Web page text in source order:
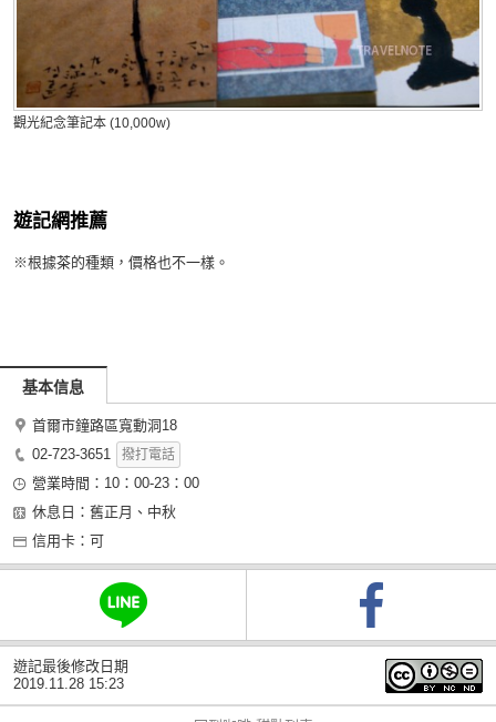
觀光紀念筆記本 (10,000w)
遊記網推薦
※根據茶的種類，價格也不一樣。
基本信息
首爾市鐘路區寬動洞18
02-723-3651
撥打電話
營業時間：10：00-23：00
休息日：舊正月、中秋
信用卡：可
遊記最後修改日期
2019.11.28 15:23